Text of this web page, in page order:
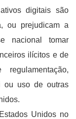
digitais são
ou prejudicam a
nacional tomar
ilícitos e de
ou uso de outras
Unidos no